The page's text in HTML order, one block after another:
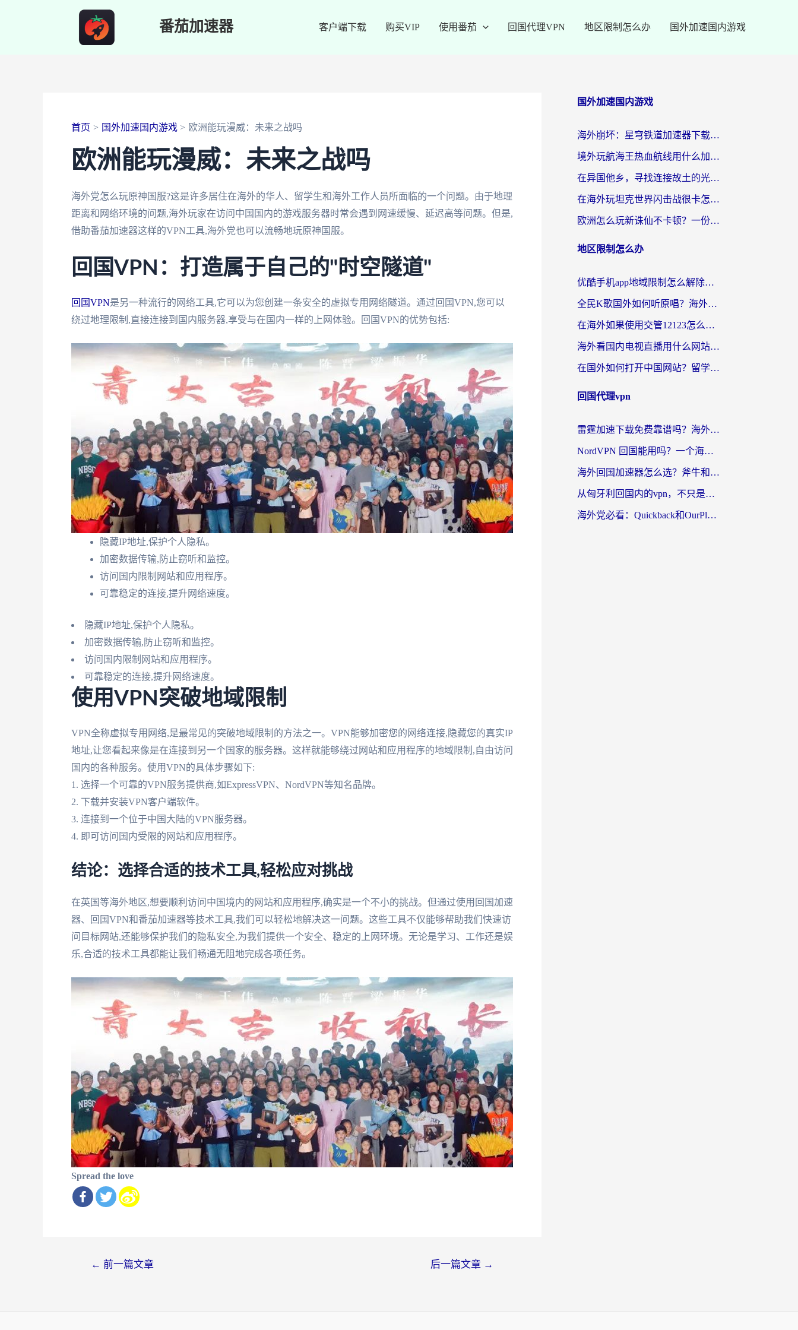
番茄加速器 客户端下载 购买VIP 使用番茄 回国代理VPN 地区限制怎么办 国外加速国内游戏
首页 国外加速国内游戏 欧洲能玩漫威：未来之战吗
欧洲能玩漫威：未来之战吗
海外党怎么玩原神国服?这是许多居住在海外的华人、留学生和海外工作人员所面临的一个问题。由于地理
距离和网络环境的问题,海外玩家在访问中国国内的游戏服务器时常会遇到网速缓慢、延迟高等问题。但是,
借助番茄加速器这样的VPN工具,海外党也可以流畅地玩原神国服。
回国VPN：打造属于自己的"时空隧道"
回国VPN是另一种流行的网络工具,它可以为您创建一条安全的虚拟专用网络隧道。通过回国VPN,您可以
绕过地理限制,直接连接到国内服务器,享受与在国内一样的上网体验。回国VPN的优势包括:
隐藏IP地址,保护个人隐私。
加密数据传输,防止窃听和监控。
访问国内限制网站和应用程序。
可靠稳定的连接,提升网络速度。
隐藏IP地址,保护个人隐私。
加密数据传输,防止窃听和监控。
访问国内限制网站和应用程序。
可靠稳定的连接,提升网络速度。
使用VPN突破地域限制
VPN全称虚拟专用网络,是最常见的突破地域限制的方法之一。VPN能够加密您的网络连接,隐藏您的真实IP
地址,让您看起来像是在连接到另一个国家的服务器。这样就能够绕过网站和应用程序的地域限制,自由访问
国内的各种服务。使用VPN的具体步骤如下:
1. 选择一个可靠的VPN服务提供商,如ExpressVPN、NordVPN等知名品牌。
2. 下载并安装VPN客户端软件。
3. 连接到一个位于中国大陆的VPN服务器。
4. 即可访问国内受限的网站和应用程序。
结论：选择合适的技术工具,轻松应对挑战
在英国等海外地区,想要顺利访问中国境内的网站和应用程序,确实是一个不小的挑战。但通过使用回国加速
器、回国VPN和番茄加速器等技术工具,我们可以轻松地解决这一问题。这些工具不仅能够帮助我们快速访
问目标网站,还能够保护我们的隐私安全,为我们提供一个安全、稳定的上网环境。无论是学习、工作还是娱
乐,合适的技术工具都能让我们畅通无阻地完成各项任务。
Spread the love
← 前一篇文章 后一篇文章 →
国外加速国内游戏
海外崩坏：星穹铁道加速器下载安装：一份给游子的终极网络指南
境外玩航海王热血航线用什么加速器？2026海外玩家实测最优方案（附欧洲问道堡垒前线加速技巧）
在异国他乡，寻找连接故土的光明大陆免费加速器
在海外玩坦克世界闪击战很卡怎么办？老玩家亲测有效的加速器选择指南
欧洲怎么玩新诛仙不卡顿？一份给海外游子的国服游戏畅玩指南
地区限制怎么办
优酷手机app地域限制怎么解除？海外党亲测有效的追剧方案
全民K歌国外如何听原唱？海外党亲测有效的回国加速器选择指南
在海外如果使用交管12123怎么处理？留学生亲测有效的回国加速方案
海外看国内电视直播用什么网站比较好？一篇解决你所有追剧难题的实用指南
在国外如何打开中国网站？留学生与海外华人的无缝访问指南
回国代理vpn
雷霆加速下载免费靠谱吗？海外党选回国加速器的避坑指南（附热门工具对比）
NordVPN 回国能用吗？一个海外用户必须面对的真实困境
海外回国加速器怎么选？斧牛和海龟哪个好？一篇帮你避开坑的实用指南
从匈牙利回国内的vpn，不只是为了刷剧那么简单
海外党必看：Quickback和OurPlay好用吗？3分钟选对回国加速器，无缝刷剧玩游戏